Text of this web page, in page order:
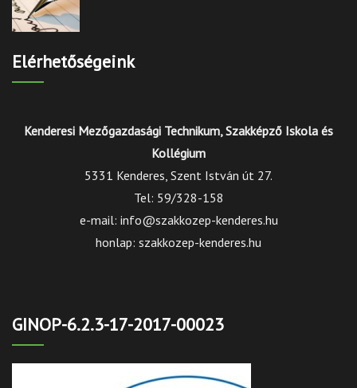
Elérhetőségeink
Kenderesi Mezőgazdasági Technikum, Szakképző Iskola és
Kollégium
5331 Kenderes, Szent István út 27.
Tel: 59/328-158
e-mail: info@szakkozep-kenderes.hu
honlap: szakkozep-kenderes.hu
GINOP-6.2.3-17-2017-00023